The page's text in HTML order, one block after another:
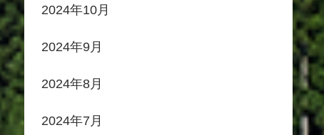
2024年10月
2024年9月
2024年8月
2024年7月